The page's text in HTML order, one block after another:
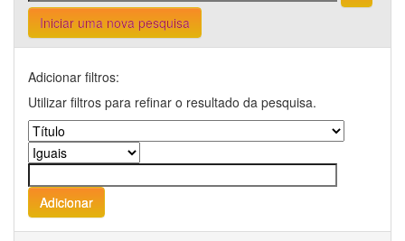
Iniciar uma nova pesquisa
Adicionar filtros:
Utilizar filtros para refinar o resultado da pesquisa.